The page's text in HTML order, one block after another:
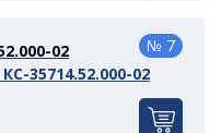
02
35714.52.000-02
№ 7